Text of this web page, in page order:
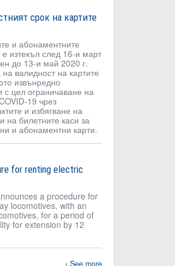
срок на картите
и абонаментните
е изтекъл след 16-и март
до 13-и май 2020 г.
валидност на картите
извънредно
с цел ограничаване на
19 чрез
и избягване на
на билетните каси за
и абонаментни карти.
for renting electric
a procedure for
locomotives, with an
for a period of
for extension by 12
See more